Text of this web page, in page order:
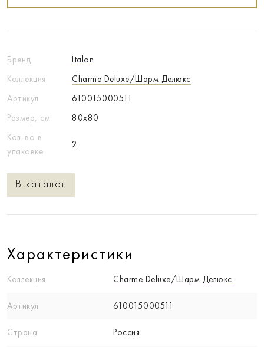
Бренд
Italon
Коллекция
Charme Deluxe/Шарм Делюкс
Артикул
610015000511
Размер, см
80x80
Кол-во в
упаковке
2
В каталог
Характеристики
Коллекция Charme Deluxe/Шарм Делюкс
Артикул 610015000511
Страна Россия